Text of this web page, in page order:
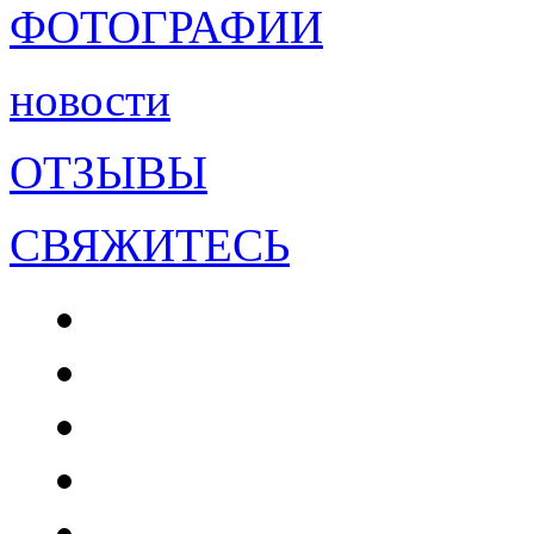
ФОТОГРАФИИ
новости
ОТЗЫВЫ
СВЯЖИТЕСЬ